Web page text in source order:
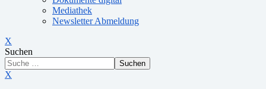
Mediathek
Newsletter Abmeldung
X
Suchen
Suchen
X